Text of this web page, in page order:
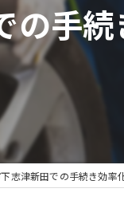
取り
の手
志津新田での手続き効率